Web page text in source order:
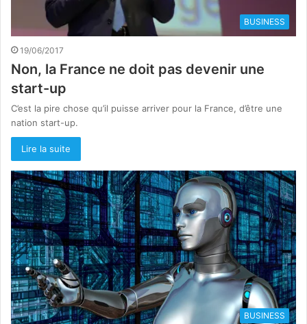
BUSINESS
19/06/2017
Non, la France ne doit pas devenir une
start-up
C’est la pire chose qu’il puisse arriver pour la France, d’être une
nation start-up.
Lire la suite
BUSINESS